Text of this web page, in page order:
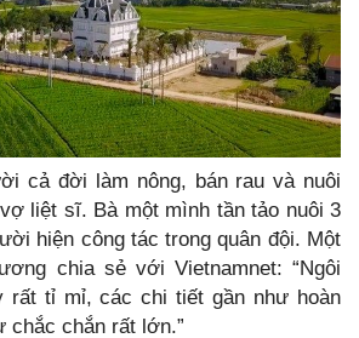
cả đời làm nông, bán rau và nuôi
liệt sĩ. Bà một mình tần tảo nuôi 3
hiện công tác trong quân đội. Một
chia sẻ với Vietnamnet: “Ngôi
rất tỉ mỉ, các chi tiết gần như hoàn
chắc chắn rất lớn.”